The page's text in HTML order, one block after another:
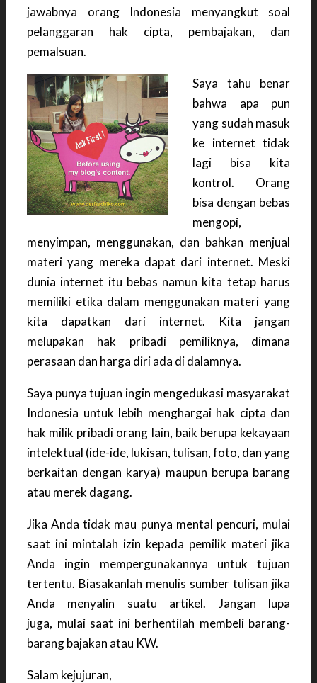
jawabnya orang Indonesia menyangkut soal
pelanggaran hak cipta, pembajakan, dan
pemalsuan.
Saya tahu benar
bahwa apa pun
yang sudah masuk
ke internet tidak
lagi bisa kita
kontrol. Orang
bisa dengan bebas
mengopi,
menyimpan, menggunakan, dan bahkan menjual
materi yang mereka dapat dari internet. Meski
dunia internet itu bebas namun kita tetap harus
memiliki etika dalam menggunakan materi yang
kita dapatkan dari internet. Kita jangan
melupakan hak pribadi pemiliknya, dimana
perasaan dan harga diri ada di dalamnya.
Saya punya tujuan ingin mengedukasi masyarakat
Indonesia untuk lebih menghargai hak cipta dan
hak milik pribadi orang lain, baik berupa kekayaan
intelektual (ide-ide, lukisan, tulisan, foto, dan yang
berkaitan dengan karya) maupun berupa barang
atau merek dagang.
Jika Anda tidak mau punya mental pencuri, mulai
saat ini mintalah izin kepada pemilik materi jika
Anda ingin mempergunakannya untuk tujuan
tertentu. Biasakanlah menulis sumber tulisan jika
Anda menyalin suatu artikel. Jangan lupa
juga, mulai saat ini berhentilah membeli barang-
barang bajakan atau KW.
Salam kejujuran,